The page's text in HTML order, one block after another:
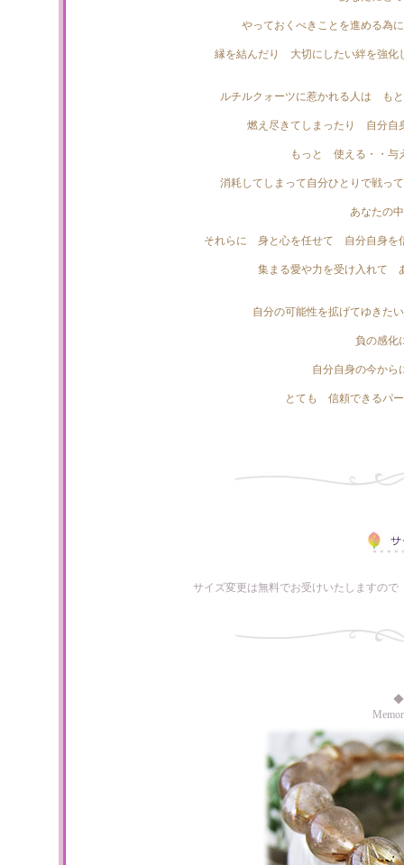
やっておくべきことを進める為
縁を結んだり 大切にしたい絆を強化
ルチルクォーツに惹かれる人は も
燃え尽きてしまったり 自分自
もっと 使える・・与
消耗してしまって自分ひとりで戦っ
あなたの
それらに 身と心を任せて 自分自身を
集まる愛や力を受け入れて
自分の可能性を拡げてゆきた
負の感化
自分自身の今から
とても 信頼できるパ
サイズ変更は無料でお受けいたしますの
◆